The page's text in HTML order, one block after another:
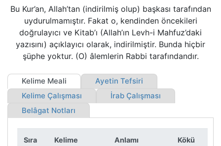
Kur'ân
Seferberliği
Kökler
Üyelik
Bu Kur’an, Allah’tan (indirilmiş olup) başkası tarafından
uydurulmamıştır. Fakat o, kendinden öncekileri
doğrulayıcı ve Kitab’ı (Allah’ın Levh-i Mahfuz’daki
yazısını) açıklayıcı olarak, indirilmiştir. Bunda hiçbir
şüphe yoktur. (O) âlemlerin Rabbi tarafındandır.
Kelime Meali
Ayetin Tefsiri
Kelime Çalışması
İrab Çalışması
Belâgat Notları
Sıra Kelime Anlamı Kökü